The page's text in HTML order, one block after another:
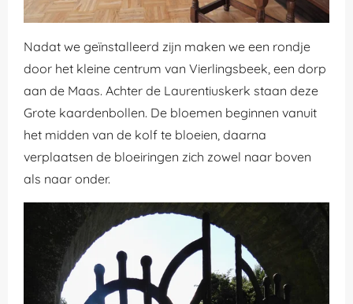
Nadat we geïnstalleerd zijn maken we een rondje
door het kleine centrum van Vierlingsbeek, een dorp
aan de Maas. Achter de Laurentiuskerk staan deze
Grote kaardenbollen. De bloemen beginnen vanuit
het midden van de kolf te bloeien, daarna
verplaatsen de bloeiringen zich zowel naar boven
als naar onder.